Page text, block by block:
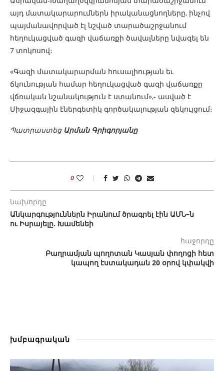
այդ մատակարարումներն իրականացնողները, ինչով
պայմանավորված էլ նշված տարածաշրջանում
հեղուկացված գազի վաճառքի ծավալները նվազել են
7 տոկոսով։
«Գազի մատակարարման հուսալիության եւ
ճկունության համար հեղուկացված գազի վաճառքը
վճռական նշանակություն է ստանում»,- ասված է
Միջազգային էներգետիկ գործակալության զեկույցում։
ՊատրաստեցԱրման Գրիգորյանը
0
նախորդը
Անկարգություններն Իրանում ծրագրել էին ԱՄՆ–ն
ու Իսրայելը. Խամենեի
հաջորդը
Բաղրամյան պողոտան Կասյան փողոցի հետ
կապող էստակադան 20 օրով կփակվի
խմբագրական